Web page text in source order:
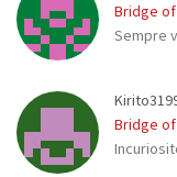
Bridge
Sempre
Bridge